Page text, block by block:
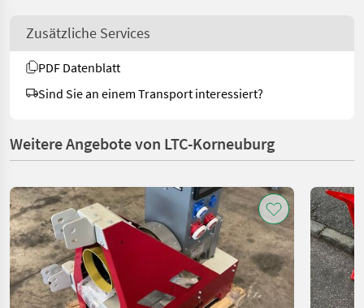
Zusätzliche Services
PDF Datenblatt
Sind Sie an einem Transport interessiert?
Weitere Angebote von LTC-Korneuburg